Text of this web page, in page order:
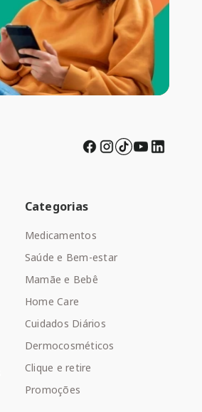
Categorias
Medicamentos
Saúde e Bem-estar
Mamãe e Bebê
Home Care
Cuidados Diários
Dermocosméticos
Clique e retire
Promoções